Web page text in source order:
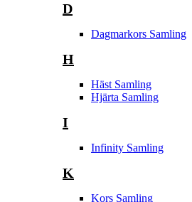
D
Dagmarkors Samling
H
Häst Samling
Hjärta Samling
I
Infinity Samling
K
Kors Samling